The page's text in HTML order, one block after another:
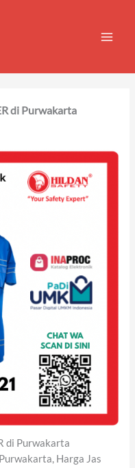
di Purwakarta
di Purwakarta
Harga Jas